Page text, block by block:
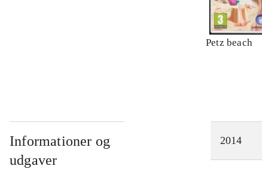
Petz beach
Informationer og
udgaver
2014